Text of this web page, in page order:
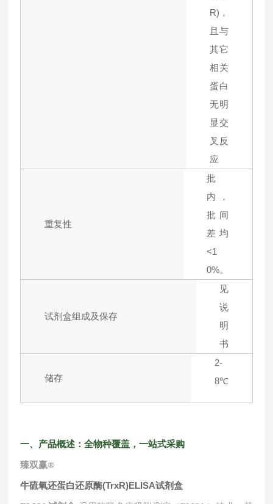
R)，
且与
其它
相关
蛋白
无明
显交
叉反
应
重复性
批
内，
批间
差均
<1
0%。
试剂盒组成及保存
见
说
明
书
储存
2-
8℃
一、产品概述：全物种覆盖，一站式采购
臻双赢®
牛硫氧还蛋白还原酶(TrxR)ELISA试剂盒